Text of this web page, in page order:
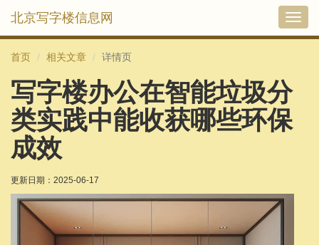
切
北京写字楼信息网
首页 相关文章 详情页
写字楼办公在智能垃圾分
类实践中能收获哪些环保
成效
更新日期： 2025-06-17